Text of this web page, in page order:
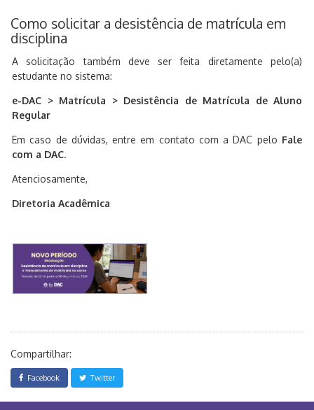
Como solicitar a desistência de matrícula em
disciplina
A solicitação também deve ser feita diretamente pelo(a)
estudante no sistema:
e-DAC > Matrícula > Desistência de Matrícula de Aluno
Regular
Em caso de dúvidas, entre em contato com a DAC pelo Fale
com a DAC.
Atenciosamente,
Diretoria Acadêmica
Compartilhar:
Facebook Twitter